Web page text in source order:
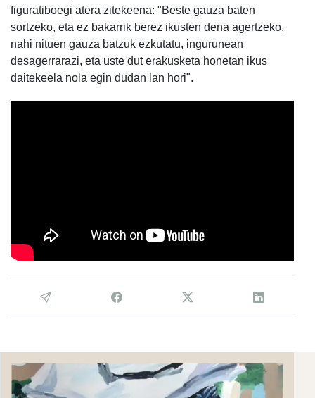
figuratiboegi atera zitekeena: "Beste gauza baten
sortzeko, eta ez bakarrik berez ikusten dena agertzeko,
nahi nituen gauza batzuk ezkutatu, ingurunean
desagerrarazi, eta uste dut erakusketa honetan ikus
daitekeela nola egin dudan lan hori".